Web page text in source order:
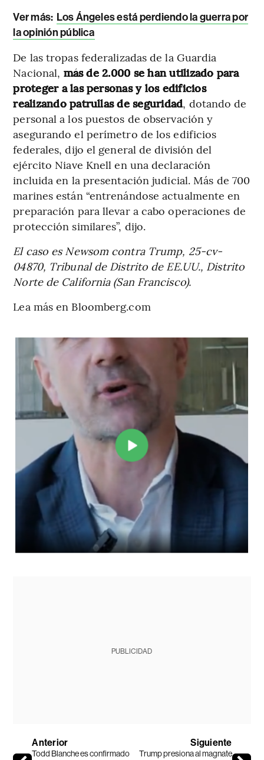
Ver más: Los Ángeles está perdiendo la guerra por
la opinión pública
De las tropas federalizadas de la Guardia
Nacional, más de 2.000 se han utilizado para
proteger a las personas y los edificios
realizando patrullas de seguridad, dotando de
personal a los puestos de observación y
asegurando el perímetro de los edificios
federales, dijo el general de división del
ejército Niave Knell en una declaración
incluida en la presentación judicial. Más de 700
marines están “entrenándose actualmente en
preparación para llevar a cabo operaciones de
protección similares”, dijo.
El caso es Newsom contra Trump, 25-cv-
04870, Tribunal de Distrito de EE.UU., Distrito
Norte de California (San Francisco).
Lea más en Bloomberg.com
PUBLICIDAD
Anterior
Todd Blanche es confirmado
Siguiente
Trump presiona al magnate